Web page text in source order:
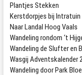
Plantjes Stekken
Kerstdorpjes bij Intratuin
Naar Landal Hoog Vaals
Wandeling rondom ‘t
Wandeling de Slufter en
Wasgij Adventskalender
Wandeling door Park